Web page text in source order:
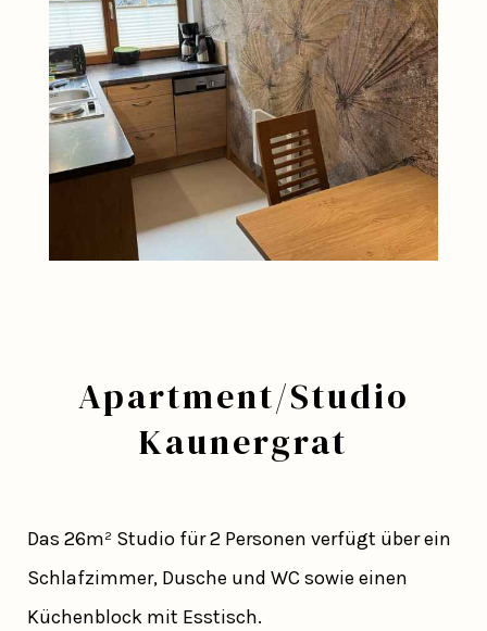
Apartment/Studio
Kaunergrat
Das 26m² Studio für 2 Personen verfügt über ein
Schlafzimmer, Dusche und WC sowie einen
Küchenblock mit Esstisch.